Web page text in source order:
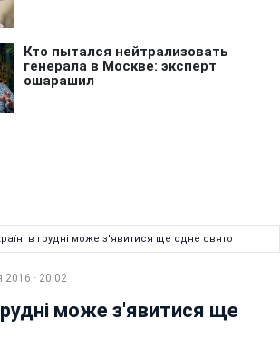
в грудні може з'явитися ще одне свято
2016 · 20:02
може з'явитися ще